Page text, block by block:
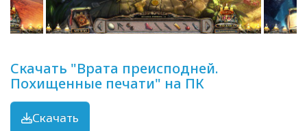
Скачать "Врата преисподней.
Похищенные печати" на ПК
Скачать